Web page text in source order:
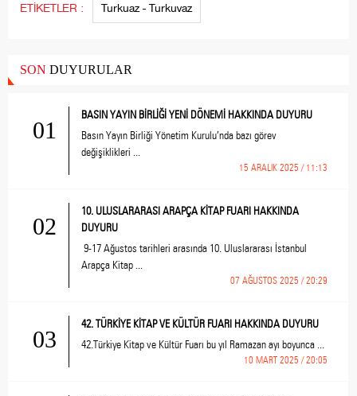
ETİKETLER : Turkuaz - Turkuvaz
SON DUYURULAR
01
BASIN YAYIN BİRLİĞİ YENİ DÖNEMİ HAKKINDA DUYURU
Basın Yayın Birliği Yönetim Kurulu’nda bazı görev
değişiklikleri ...
15 ARALIK 2025 / 11:13
02
10. ULUSLARARASI ARAPÇA KİTAP FUARI HAKKINDA
DUYURU
9-17 Ağustos tarihleri arasında 10. Uluslararası İstanbul
Arapça Kitap ...
07 AĞUSTOS 2025 / 20:29
03
42. TÜRKİYE KİTAP VE KÜLTÜR FUARI HAKKINDA DUYURU
42.Türkiye Kitap ve Kültür Fuarı bu yıl Ramazan ayı boyunca ...
10 MART 2025 / 20:05